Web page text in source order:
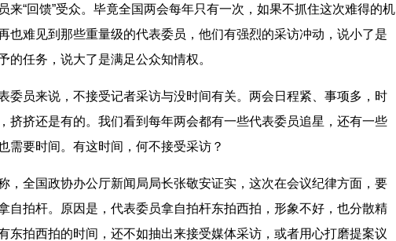
来“回馈”受众。毕竟全国两会每年只有一次，如果不抓住这次难得的机
也难见到那些重量级的代表委员，他们有强烈的采访冲动，说小了是
的任务，说大了是满足公众知情权。
员来说，不接受记者采访与没时间有关。两会日程紧、事项多，时
挤挤还是有的。我们看到每年两会都有一些代表委员追星，还有一些
需要时间。有这时间，何不接受采访？
全国政协办公厅新闻局局长张敬安证实，这次在会议纪律方面，要
自拍杆。原因是，代表委员拿自拍杆东拍西拍，形象不好，也分散精
东拍西拍的时间，还不如抽出来接受媒体采访，或者用心打磨提案议